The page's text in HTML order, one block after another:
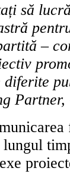
să
–
diferite
lungul